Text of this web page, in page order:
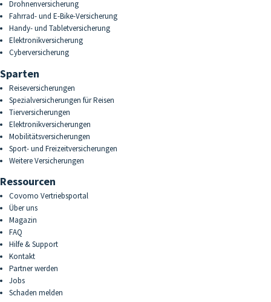
Drohnenversicherung
Fahrrad- und E-Bike-Versicherung
Handy- und Tabletversicherung
Elektronikversicherung
Cyberversicherung
Sparten
Reiseversicherungen
Spezialversicherungen für Reisen
Tierversicherungen
Elektronikversicherungen
Mobilitätsversicherungen
Sport- und Freizeitversicherungen
Weitere Versicherungen
Ressourcen
Covomo Vertriebsportal
Über uns
Magazin
FAQ
Hilfe & Support
Kontakt
Partner werden
Jobs
Schaden melden